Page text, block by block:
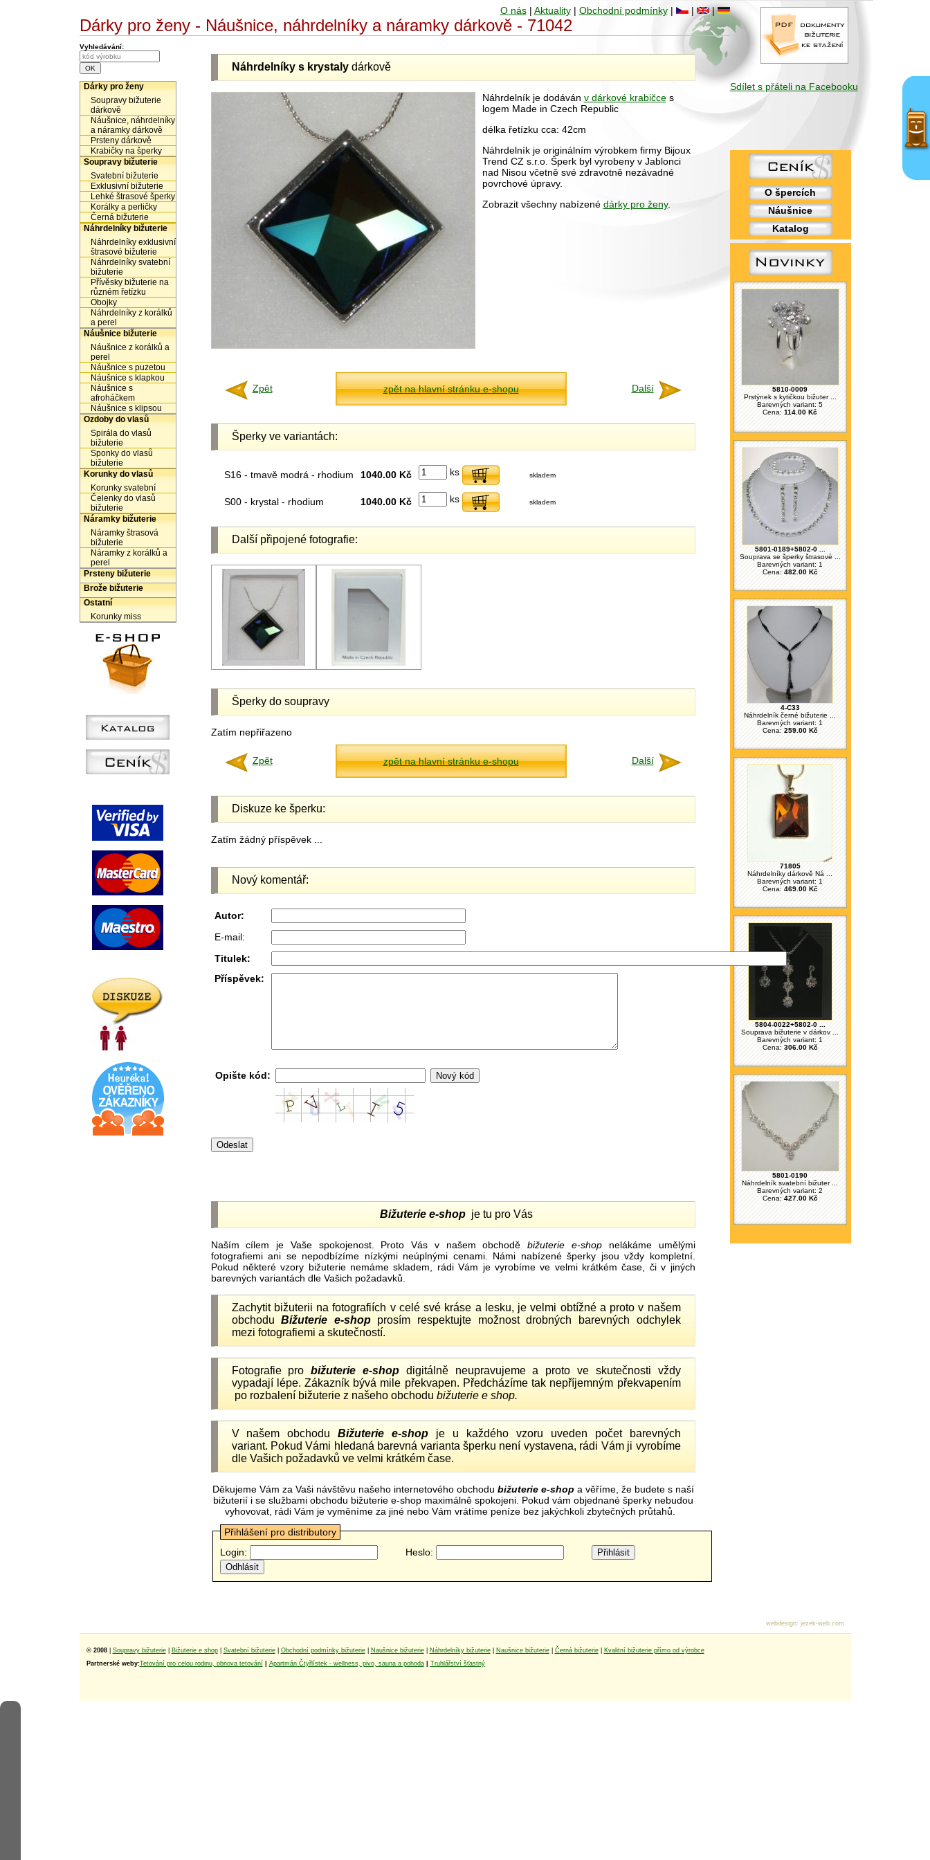
Sdílet s přáteli na Facebooku
O špercích
Náušnice
Katalog
5810-0009
Prstýnek s kytičkou bižuter ...
Barevných variant: 5
Cena: 114.00 Kč
5801-0189+5802-0 ...
Souprava se šperky štrasové ...
Barevných variant: 1
Cena: 482.00 Kč
4-C33
Náhrdelník černé bižuterie ...
Barevných variant: 1
Cena: 259.00 Kč
71805
Náhrdelníky dárkově Ná ...
Barevných variant: 1
Cena: 469.00 Kč
5804-0022+5802-0 ...
Souprava bižuterie v dárkov ...
Barevných variant: 1
Cena: 306.00 Kč
5801-0190
Náhrdelník svatební bižuter ...
Barevných variant: 2
Cena:427.00 Kč
O nás| Aktuality| Obchodní podmínky| | |
Dárky pro ženy - Náušnice, náhrdelníky a náramky dárkově - 71042
Vyhledávání:
Dárky pro ženy
Soupravy bižuterie
dárkově
Náušnice, náhrdelníky
a náramky dárkově
Prsteny dárkově
Krabičky na šperky
Soupravy bižuterie
Svatební bižuterie
Exklusivní bižuterie
Lehké štrasové šperky
Korálky a perličky
Černá bižuterie
Náhrdelníky bižuterie
Náhrdelníky exklusivní
štrasové bižuterie
Náhrdelníky svatební
bižuterie
Přívěsky bižuterie na
různém řetízku
Obojky
Náhrdelníky z korálků
a perel
Náušnice bižuterie
Náušnice z korálků a
perel
Náušnice s puzetou
Náušnice s klapkou
Náušnice s
afroháčkem
Náušnice s klipsou
Ozdoby do vlasů
Spirála do vlasů
bižuterie
Sponky do vlasů
bižuterie
Korunky do vlasů
Korunky svatební
Čelenky do vlasů
bižuterie
Náramky bižuterie
Náramky štrasová
bižuterie
Náramky z korálků a
perel
Prsteny bižuterie
Brože bižuterie
Ostatní
Korunky miss
Náhrdelníky s krystalydárkově
Náhrdelník je dodáván v dárkové krabičces
logem Made in Czech Republic
délka řetízku cca: 42cm
Náhrdelník je originálním výrobkem firmy Bijoux
Trend CZ s.r.o. Šperk byl vyrobeny v Jablonci
nad Nisou včetně své zdravotně nezávadné
povrchové úpravy.
Zobrazit všechny nabízené dárky pro ženy.
Zpět zpět na hlavní stránku e-shopu Další
Šperky ve variantách:
S16 - tmavě modrá - rhodium 1040.00 Kč ks skladem
S00 - krystal - rhodium 1040.00 Kč ks skladem
Další připojené fotografie:
Šperky do soupravy
Zatím nepřiřazeno
Zpět zpět na hlavní stránku e-shopu Další
Diskuze ke šperku:
Zatím žádný příspěvek ...
Nový komentář:
Autor:
E-mail:
Titulek:
Příspěvek:
Opište kód:
Bižuterie e-shopje tu pro Vás
Naším cílem je Vaše spokojenost. Proto Vás v našem obchoděbižuterie e-shopnelákáme umělými
fotografiemi ani se nepodbízíme nízkými neúplnými cenami. Námi nabízené šperky jsou vždy kompletní.
Pokud některé vzory bižuterie nemáme skladem, rádi Vám je vyrobíme ve velmi krátkém čase, či v jiných
barevných variantách dle Vašich požadavků.
Zachytit bižuterii na fotografiích v celé své kráse a lesku, je velmi obtížné a proto v našem
obchoduBižuterie e-shopprosím respektujte možnost drobných barevných odchylek
mezi fotografiemi a skutečností.
Fotografie probižuterie e-shopdigitálně neupravujeme a proto ve skutečnosti vždy
vypadají lépe. Zákazník bývá mile překvapen. Předcházíme tak nepříjemným překvapením
po rozbalení bižuterie z našeho obchodu bižuterie e shop.
V našem obchoduBižuterie e-shop je u každého vzoru uveden počet barevných
variant. Pokud Vámi hledaná barevná varianta šperku není vystavena, rádi Vám ji vyrobíme
dle Vašich požadavků ve velmi krátkém čase.
Děkujeme Vám za Vaši návštěvu našeho internetového obchodu bižuterie e-shop a věříme, že budete s naší
bižuterií i se službami obchodu bižuterie e-shop maximálně spokojeni. Pokud vám objednané šperky nebudou
vyhovovat, rádi Vám je vyměníme za jiné nebo Vám vrátíme peníze bez jakýchkoli zbytečných průtahů.
Přihlášení pro distributory
Login:
Heslo:
© 2008 Soupravy bižuterie| Bižuterie e shop| Svatební bižuterie| Obchodní podmínky bižuterie| Naušnice bižuterie| Náhrdelníky bižuterie| Naušnice bižuterie| Černá bižuterie|
Kvalitní bižuterie přímo od výrobce
Partnerské weby:Tetování pro celou rodinu, obnova tetování Apartmán Čtyřlístek - wellness, pivo, sauna a pohoda| Truhlářství šťastný
webdesign: jezek-web.com